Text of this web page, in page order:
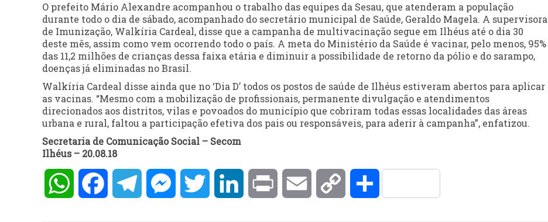
O prefeito Mário Alexandre acompanhou o trabalho das equipes da Sesau, que atenderam a população
durante todo o dia de sábado, acompanhado do secretário municipal de Saúde, Geraldo Magela. A supervisora
de Imunização, Walkíria Cardeal, disse que a campanha de multivacinação segue em Ilhéus até o dia 30
deste mês, assim como vem ocorrendo todo o país. A meta do Ministério da Saúde é vacinar, pelo menos, 95%
das 11,2 milhões de crianças dessa faixa etária e diminuir a possibilidade de retorno da pólio e do sarampo,
doenças já eliminadas no Brasil.
Walkíria Cardeal disse ainda que no ‘Dia D’ todos os postos de saúde de Ilhéus estiveram abertos para aplicar
as vacinas. “Mesmo com a mobilização de profissionais, permanente divulgação e atendimentos
direcionados aos distritos, vilas e povoados do município que cobriram todas essas localidades das áreas
urbana e rural, faltou a participação efetiva dos pais ou responsáveis, para aderir à campanha”, enfatizou.
Secretaria de Comunicação Social – Secom
Ilhéus – 20.08.18
WhatsAppFacebookTelegramMessengerTwitter LinkedInPrint Email Copy Compartilhar